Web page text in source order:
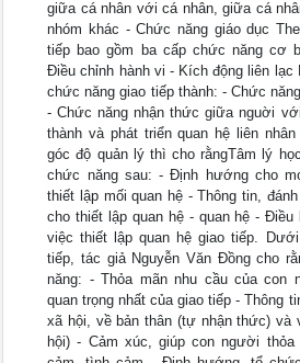
giữa cá nhân với cá nhân, giữa cá
nhóm khác - Chức năng giáo dục
tiếp bao gồm ba cấp chức năng cơ
Điều chỉnh hành vi - Kích động liên lạc
chức năng giao tiếp thành: - Chức
- Chức năng nhận thức giữa nguời
thành và phát triển quan hệ liên
góc độ quản lý thì cho rằngTâm lý
chức năng sau: - Định hướng cho
thiết lập mối quan hệ - Thông tin,
cho thiết lập quan hệ - quan hệ - Điều
việc thiết lập quan hệ giao tiếp.
tiếp, tác giả Nguyễn Văn Đồng cho
năng: - Thỏa mãn nhu cầu của con
quan trọng nhất của giao tiếp - Thông
xã hội, về bản thân (tự nhận thức) và
hội) - Cảm xúc, giúp con người